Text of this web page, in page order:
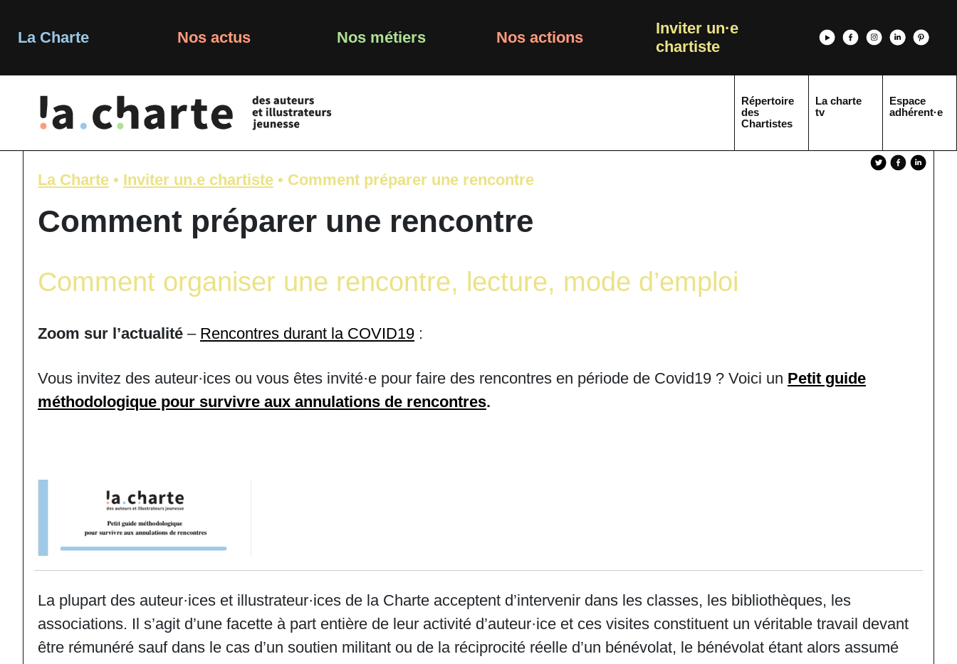
La Charte Nos actus Nos métiers Nos actions
Inviter un·e
chartiste
Répertoire
des
Chartistes
La charte
tv
Espace
adhérent·e
La Charte • Inviter un.e chartiste • Comment préparer une rencontre
Comment préparer une rencontre
Comment organiser une rencontre, lecture, mode d’emploi
Zoom sur l’actualité – Rencontres durant la COVID19 :
Vous invitez des auteur·ices ou vous êtes invité·e pour faire des rencontres en période de Covid19 ? Voici un Petit guide
méthodologique pour survivre aux annulations de rencontres.
La plupart des auteur·ices et illustrateur·ices de la Charte acceptent d’intervenir dans les classes, les bibliothèques, les
associations. Il s’agit d’une facette à part entière de leur activité d’auteur·ice et ces visites constituent un véritable travail devant
être rémunéré sauf dans le cas d’un soutien militant ou de la réciprocité réelle d’un bénévolat, le bénévolat étant alors assumé